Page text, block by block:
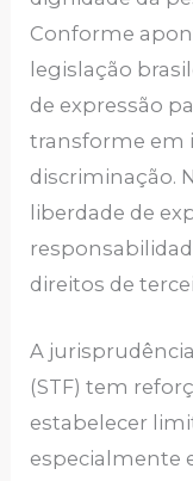
Conforme
legislação
de expressão
transforme em
discriminação.
liberdade de
direitos de
A
(STF) tem
estabelecer
especialmente